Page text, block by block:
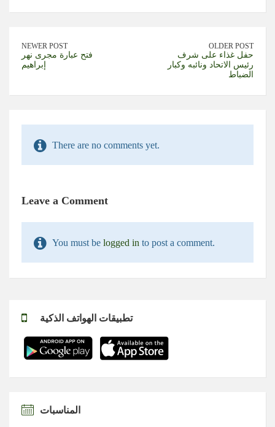
NEWER POST
فتح عبارة مجرى نهر
إبراهيم
OLDER POST
حفل غذاء على شرف
رئيس الاتحاد ونائبه وكبار
الضباط
There are no comments yet.
Leave a Comment
You must be logged in to post a comment.
تطبيقات الهواتف الذكية
المناسبات